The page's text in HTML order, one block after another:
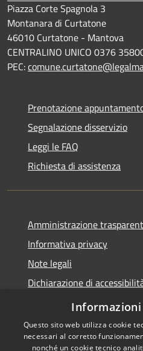
Piazza Corte Spagnola 3
Montanara di Curtatone
46010 Curtatone - Mantova
CENTRALINO UNICO 0376
PEC:
Prenotazione
Segnalazione disservizio
Leggi le FAQ
Richiesta di assistenza
Amministrazione
Informativa privacy
Note legali
Dichiarazione di
Meccanismo di Feedback
Questo sito web utilizza cookie
necessari al corretto
nonché un cookie tecnico